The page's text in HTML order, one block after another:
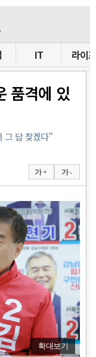
IT 라이프
품격에 있
그 답 찿겠다”
가 + 가 -
확대보기